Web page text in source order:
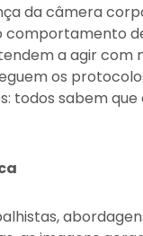
da câmera
comportamento
a agir com
os
todos sabem